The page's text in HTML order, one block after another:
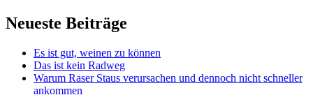
Neueste Beiträge
Es ist gut, weinen zu können
Das ist kein Radweg
Warum Raser Staus verursachen und dennoch nicht schneller
ankommen